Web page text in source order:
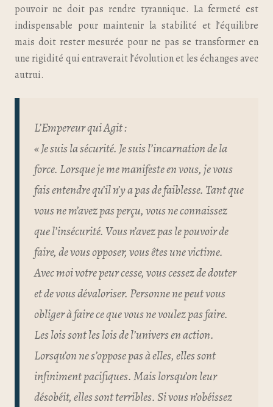
pouvoir ne doit pas rendre tyrannique. La fermeté est
indispensable pour maintenir la stabilité et l’équilibre
mais doit rester mesurée pour ne pas se transformer en
une rigidité qui entraverait l’évolution et les échanges avec
autrui.
L’Empereur qui Agit :
« Je suis la sécurité. Je suis l’incarnation de la
force. Lorsque je me manifeste en vous, je vous
fais entendre qu’il n’y a pas de faiblesse. Tant que
vous ne m’avez pas perçu, vous ne connaissez
que l’insécurité. Vous n’avez pas le pouvoir de
faire, de vous opposer, vous êtes une victime.
Avec moi votre peur cesse, vous cessez de douter
et de vous dévaloriser. Personne ne peut vous
obliger à faire ce que vous ne voulez pas faire.
Les lois sont les lois de l’univers en action.
Lorsqu’on ne s’oppose pas à elles, elles sont
infiniment pacifiques. Mais lorsqu’on leur
désobéit, elles sont terribles. Si vous n’obéissez